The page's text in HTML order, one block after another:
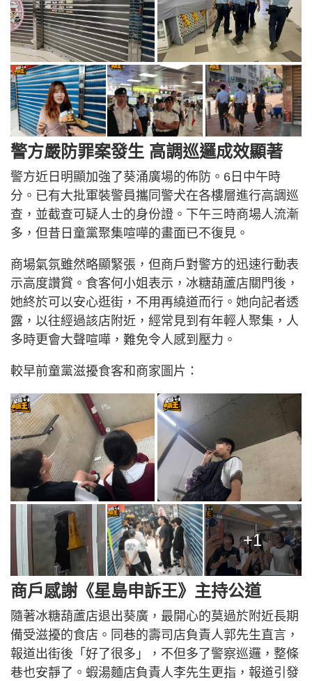
警方嚴防罪案發生 高調巡邏成效顯著
警方近日明顯加強了葵涌廣場的佈防。6日中午時
分。已有大批軍裝警員攜同警犬在各樓層進行高調巡
查，並截查可疑人士的身份證。下午三時商場人流漸
多，但昔日童黨聚集喧嘩的畫面已不復見。
商場氣氛雖然略顯緊張，但商戶對警方的迅速行動表
示高度讚賞。食客何小姐表示，冰糖葫蘆店關門後，
她終於可以安心逛街，不用再繞道而行。她向記者透
露，以往經過該店附近，經常見到有年輕人聚集，人
多時更會大聲喧嘩，難免令人感到壓力。
較早前童黨滋擾食客和商家圖片：
+1
商戶感謝《星島申訴王》主持公道
隨著冰糖葫蘆店退出葵廣，最開心的莫過於附近長期
備受滋擾的食店。同巷的壽司店負責人郭先生直言，
報道出街後「好了很多」，不但多了警察巡邏，整條
巷也安靜了。蝦湯麵店負責人李先生更指，報道引發